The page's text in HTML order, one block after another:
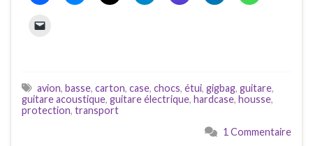
avion, basse, carton, case, chocs, étui, gigbag, guitare,
guitare acoustique, guitare électrique, hardcase, housse,
protection, transport
1 Commentaire